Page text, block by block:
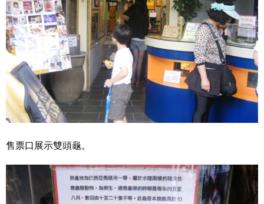
售票口展示雙頭龜。